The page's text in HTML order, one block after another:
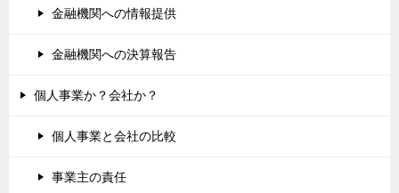
金融機関への情報提供
金融機関への決算報告
個人事業か？会社か？
個人事業と会社の比較
事業主の責任